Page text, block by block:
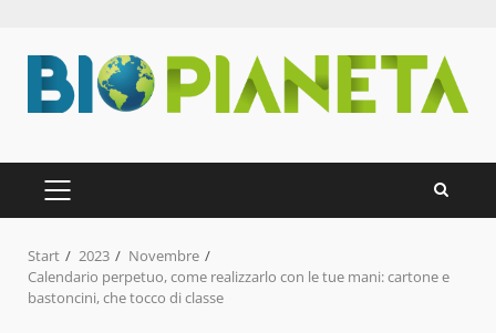
Inhalt
springen
PRIMÄRES
MENÜ
Start 2023
Novembre
Calendario perpetuo, come realizzarlo con le tue mani: cartone e
bastoncini, che tocco di classe